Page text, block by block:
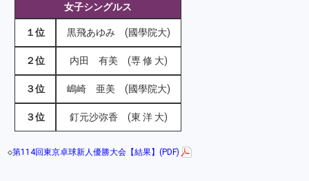
女子シングルス
１位 黒飛あゆみ (國學院大)
２位 内田 有美 (専 修 大)
３位 嶋崎 亜美 (國學院大)
３位 釘元沙弥香 (東 洋 大)
◇第114回東京卓球新人優勝大会【結果】(PDF)